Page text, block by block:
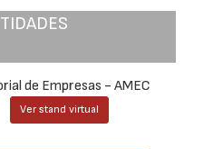
de Empresas - AMEC
Ver stand virtual